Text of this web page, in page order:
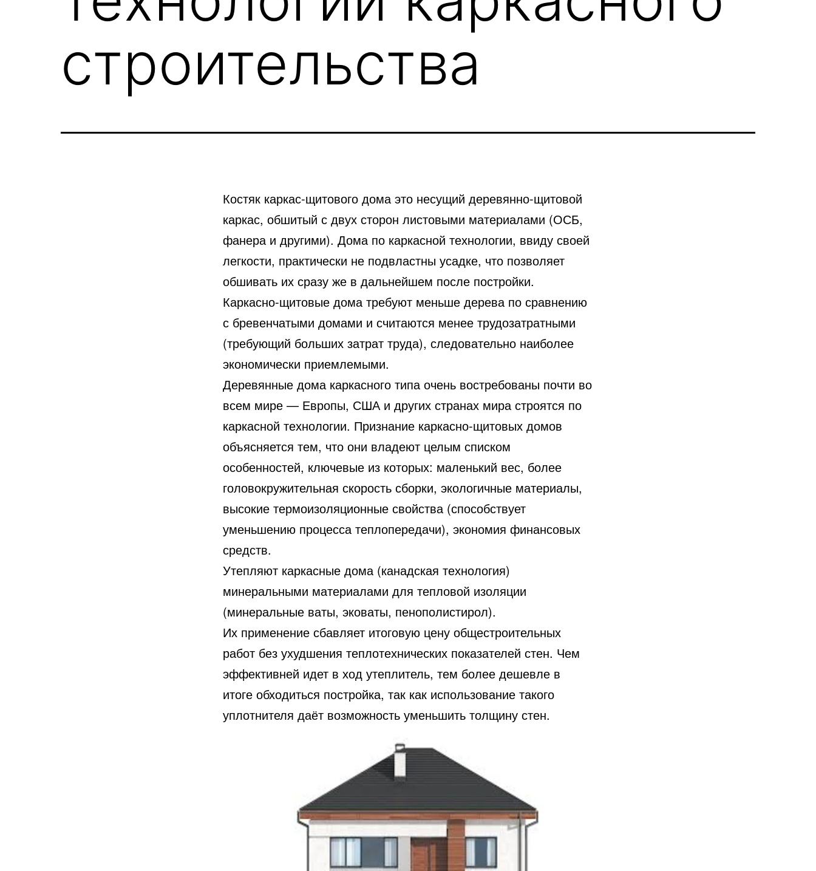
строительства
Костяк каркас-щитового дома это несущий деревянно-щитовой
каркас, обшитый с двух сторон листовыми материалами (ОСБ,
фанера и другими). Дома по каркасной технологии, ввиду своей
легкости, практически не подвластны усадке, что позволяет
обшивать их сразу же в дальнейшем после постройки.
Каркасно-щитовые дома требуют меньше дерева по сравнению
с бревенчатыми домами и считаются менее трудозатратными
(требующий больших затрат труда), следовательно наиболее
экономически приемлемыми.
Деревянные дома каркасного типа очень востребованы почти во
всем мире — Европы, США и других странах мира строятся по
каркасной технологии. Признание каркасно-щитовых домов
объясняется тем, что они владеют целым списком
особенностей, ключевые из которых: маленький вес, более
головокружительная скорость сборки, экологичные материалы,
высокие термоизоляционные свойства (способствует
уменьшению процесса теплопередачи), экономия финансовых
средств.
Утепляют каркасные дома (канадская технология)
минеральными материалами для тепловой изоляции
(минеральные ваты, эковаты, пенополистирол).
Их применение сбавляет итоговую цену общестроительных
работ без ухудшения теплотехнических показателей стен. Чем
эффективней идет в ход утеплитель, тем более дешевле в
итоге обходиться постройка, так как использование такого
уплотнителя даёт возможность уменьшить толщину стен.